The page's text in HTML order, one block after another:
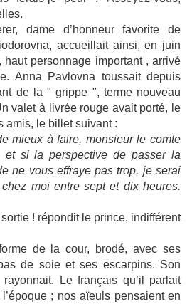
dame d’honneur favorite de
accueillait ainsi, en juin
personnage important , arrivé
Anna Pavlovna toussait depuis
de la " grippe ", terme nouveau
valet à livrée rouge avait porté, le
amis, le billet suivant :
mieux à faire, monsieur le comte
et si la perspective de passer la
ne vous effraye pas trop, je serai
moi entre sept et dix heures.
! répondit le prince, indifférent
de la cour, brodé, avec ses
de soie et ses escarpins. Son
Le français qu’il parlait
; nos aïeuls pensaient en